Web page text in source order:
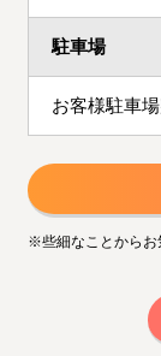
駐車場
お客様駐車
※些細なことからお